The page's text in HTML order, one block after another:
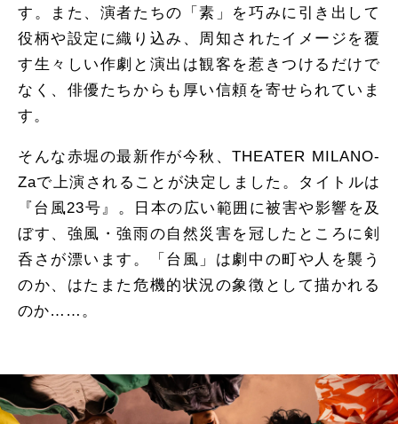
す。また、演者たちの「素」を巧みに引き出して
役柄や設定に織り込み、周知されたイメージを覆
す生々しい作劇と演出は観客を惹きつけるだけで
なく、俳優たちからも厚い信頼を寄せられていま
す。
そんな赤堀の最新作が今秋、THEATER MILANO-
Zaで上演されることが決定しました。タイトルは
『台風23号』。日本の広い範囲に被害や影響を及
ぼす、強風・強雨の自然災害を冠したところに剣
呑さが漂います。「台風」は劇中の町や人を襲う
のか、はたまた危機的状況の象徴として描かれる
のか……。